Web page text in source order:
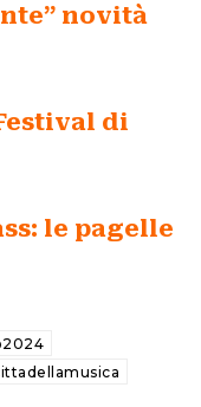
novità
di
le pagelle